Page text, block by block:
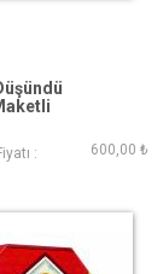
: 600,00 ₺